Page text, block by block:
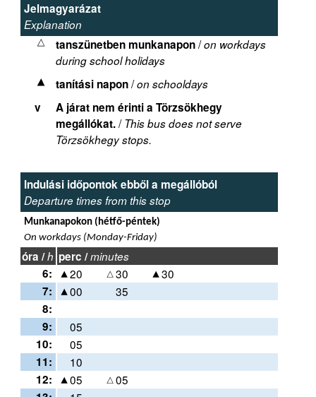
Jelmagyarázat
Explanation
tanszünetben munkanapon/on workdays
during school holidays
tanítási napon/on schooldays
v
A járat nem érinti a Törzsökhegy
megállókat./This bus does not serve
Törzsökhegy stops.
Indulási időpontok ebből a megállóból
Departure times from this stop
Munkanapokon (hétfő-péntek)
On workdays (Monday-Friday)
óra /h perc /minutes
6: 20 30
30
7:
00
35
8:
9:
05
10:
05
11:
10
12:
05
05